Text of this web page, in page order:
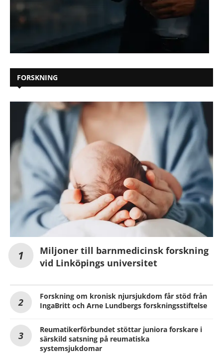
FORSKNING
Miljoner till barnmedicinsk forskning
vid Linköpings universitet
Forskning om kronisk njursjukdom får stöd från
IngaBritt och Arne Lundbergs forskningsstiftelse
Reumatikerförbundet stöttar juniora forskare i
särskild satsning på reumatiska
systemsjukdomar